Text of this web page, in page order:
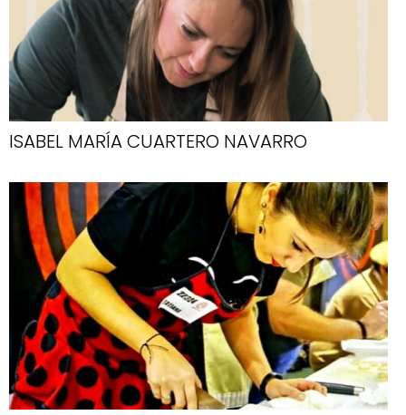
ISABEL MARÍA CUARTERO NAVARRO